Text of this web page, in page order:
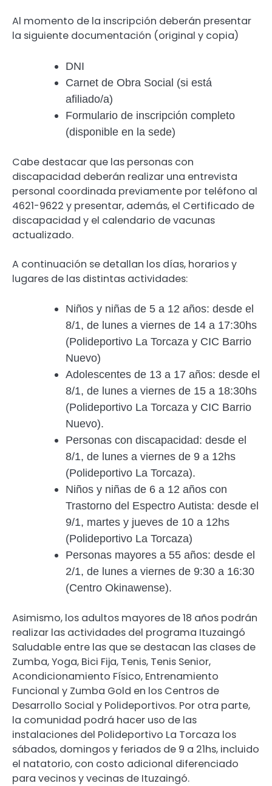
Al momento de la inscripción deberán presentar
la siguiente documentación (original y copia)
DNI
Carnet de Obra Social (si está
afiliado/a)
Formulario de inscripción completo
(disponible en la sede)
Cabe destacar que las personas con
discapacidad deberán realizar una entrevista
personal coordinada previamente por teléfono al
4621-9622 y presentar, además, el Certificado de
discapacidad y el calendario de vacunas
actualizado.
A continuación se detallan los días, horarios y
lugares de las distintas actividades:
Niños y niñas de 5 a 12 años: desde el
8/1, de lunes a viernes de 14 a 17:30hs
(Polideportivo La Torcaza y CIC Barrio
Nuevo)
Adolescentes de 13 a 17 años: desde el
8/1, de lunes a viernes de 15 a 18:30hs
(Polideportivo La Torcaza y CIC Barrio
Nuevo).
Personas con discapacidad: desde el
8/1, de lunes a viernes de 9 a 12hs
(Polideportivo La Torcaza).
Niños y niñas de 6 a 12 años con
Trastorno del Espectro Autista: desde el
9/1, martes y jueves de 10 a 12hs
(Polideportivo La Torcaza)
Personas mayores a 55 años: desde el
2/1, de lunes a viernes de 9:30 a 16:30
(Centro Okinawense).
Asimismo, los adultos mayores de 18 años podrán
realizar las actividades del programa Ituzaingó
Saludable entre las que se destacan las clases de
Zumba, Yoga, Bici Fija, Tenis, Tenis Senior,
Acondicionamiento Físico, Entrenamiento
Funcional y Zumba Gold en los Centros de
Desarrollo Social y Polideportivos. Por otra parte,
la comunidad podrá hacer uso de las
instalaciones del Polideportivo La Torcaza los
sábados, domingos y feriados de 9 a 21hs, incluido
el natatorio, con costo adicional diferenciado
para vecinos y vecinas de Ituzaingó.